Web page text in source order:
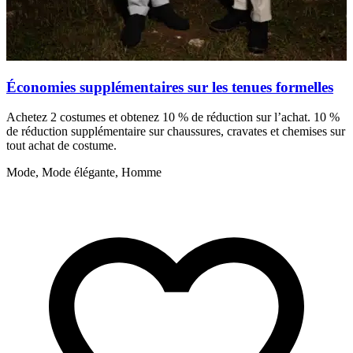
Économies supplémentaires sur les tenues formelles
Achetez 2 costumes et obtenez 10 % de réduction sur l’achat. 10 %
de réduction supplémentaire sur chaussures, cravates et chemises sur
tout achat de costume.
Mode, Mode élégante, Homme